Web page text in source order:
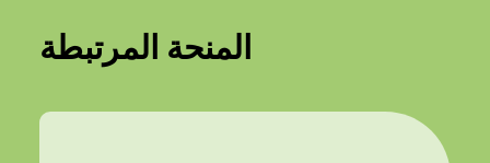
المنحة المرتبطة